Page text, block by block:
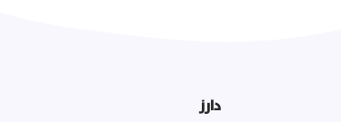
دارز